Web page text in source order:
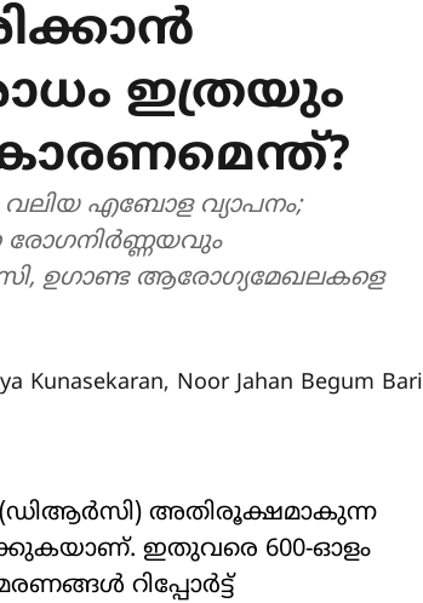
ഇത്രയും
വലിയ എബോള വ്യാപനം;
ഉഗാണ്ട ആരോഗ്യമേഖലകളെ
Kunasekaran, Noor Jahan Begum Bari
(ഡിആർസി) അതിരൂക്ഷമാകുന്ന
ഇതുവരെ 600-ഓളം
റിപ്പോർട്ട്